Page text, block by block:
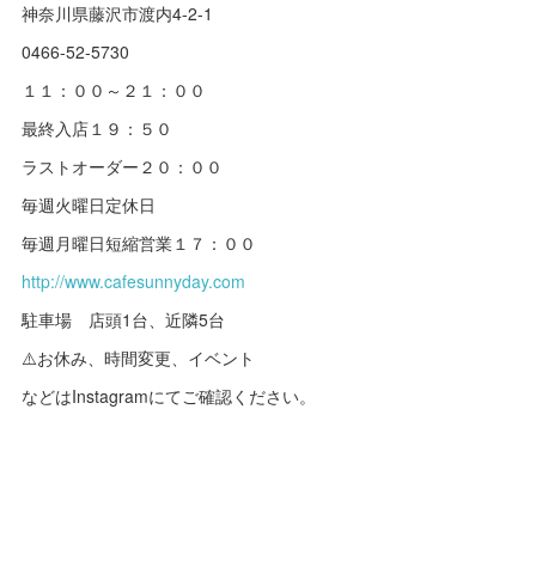
神奈川県藤沢市渡内4-2-1
0466-52-5730
１１：００～２１：００
最終入店１９：５０
ラストオーダー２０：００
毎週火曜日定休日
毎週月曜日短縮営業１７：００
http://www.cafesunnyday.com
駐車場 店頭1台、近隣5台
⚠️お休み、時間変更、イベント
などはInstagramにてご確認ください。